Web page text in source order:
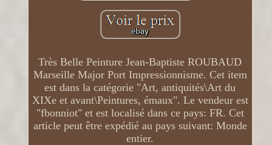
Très Belle Peinture Jean-Baptiste ROUBAUD
Marseille Major Port Impressionnisme. Cet item
est dans la catégorie "Art, antiquités\Art du
XIXe et avant\Peintures, émaux". Le vendeur est
"fbonniot" et est localisé dans ce pays: FR. Cet
article peut être expédié au pays suivant: Monde
entier.